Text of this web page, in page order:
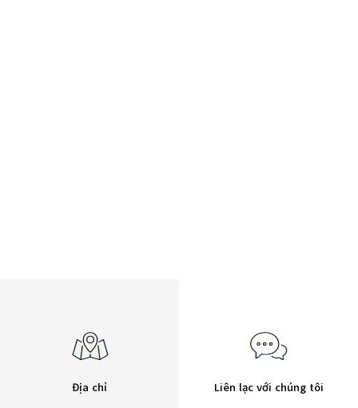
Địa chỉ Liên lạc với chúng tôi